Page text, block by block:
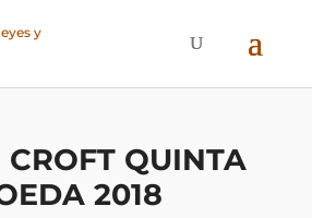
CROFT QUINTA
2018